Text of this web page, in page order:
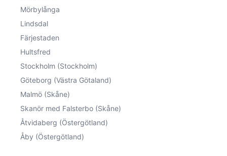
Mörbylånga
Lindsdal
Färjestaden
Hultsfred
Stockholm (Stockholm)
Göteborg (Västra Götaland)
Malmö (Skåne)
Skanör med Falsterbo (Skåne)
Åtvidaberg (Östergötland)
Åby (Östergötland)